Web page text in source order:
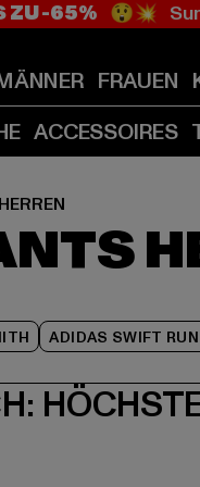
ZU -65% 😲💥
FRAUEN
ACCESSOIRES
ADIDAS SWIFT RUN